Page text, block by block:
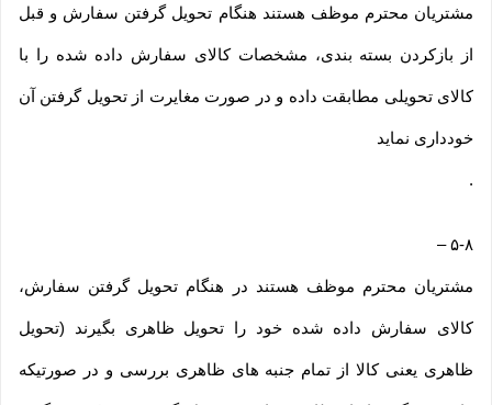
مشتریان محترم موظف هستند هنگام تحویل گرفتن سفارش و قبل
از بازکردن بسته بندی، مشخصات کالای سفارش داده شده را با
کالای تحویلی مطابقت داده و در صورت مغایرت از تحویل گرفتن آن
خودداری نماید
.
۵-۸–
مشتریان محترم موظف هستند در هنگام تحویل گرفتن سفارش،
کالای سفارش داده شده خود را تحویل ظاهری بگیرند (تحویل
ظاهری یعنی کالا از تمام جنبه های ظاهری بررسی و در صورتیکه